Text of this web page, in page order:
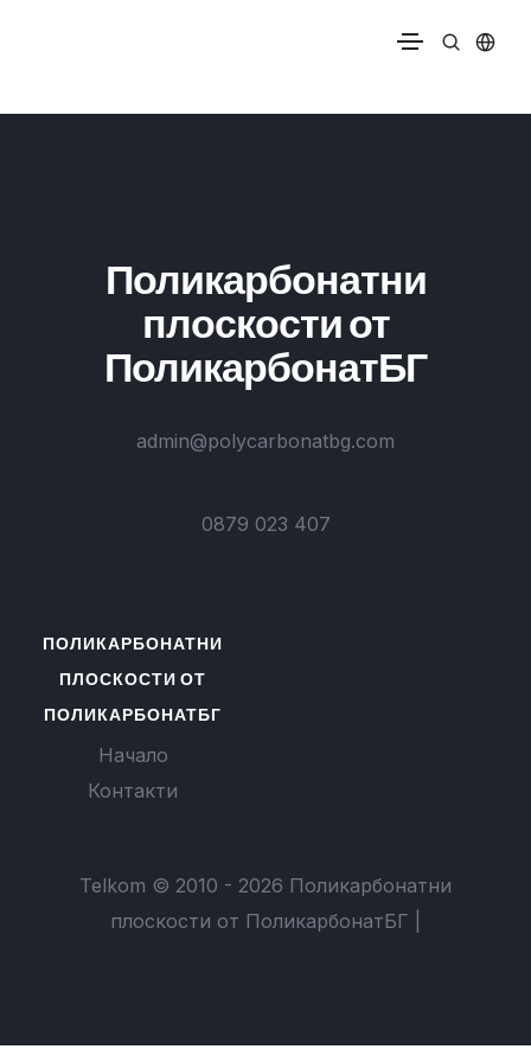
Поликарбонатни
плоскости от
ПоликарбонатБГ
admin@polycarbonatbg.com
0879 023 407
ПОЛИКАРБОНАТНИ
ПЛОСКОСТИ ОТ
ПОЛИКАРБОНАТБГ
Начало
Контакти
Telkom © 2010 - 2026 Поликарбонатни
плоскости от ПоликарбонатБГ |